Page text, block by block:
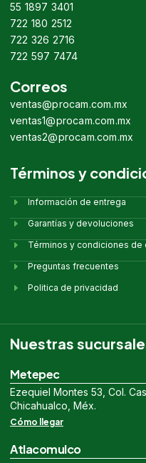
55 1897 3401
722 180 2512
722 326 2716
722 597 7474
Correos
ventas@procam.com.mx
ventas1@procam.com.mx
ventas2@procam.com.mx
Términos y
Información de entrega
Garantías y devoluciones
Términos y condiciones de
Preguntas frecuentes
Politica de privacidad
Nuestras
Metepec
Ezequiel Montes 53, Col.
Chicahualco, Méx.
Cómo llegar
Atlacomulco